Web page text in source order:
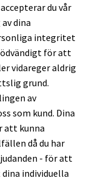
du vår
dina
integritet
för att
vidareger aldrig
grund.
av
som kund. Dina
att kunna
då du har
- för att
individuella